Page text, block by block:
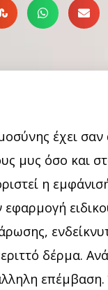
έχει
μυς όσο και
η
δέρμα.
επέμβαση.